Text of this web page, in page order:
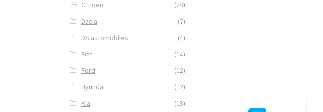
Citroen
(28)
Dacia
(7)
DS automobiles
(4)
Fiat
(14)
Ford
(12)
Hyundai
(12)
Kia
(18)